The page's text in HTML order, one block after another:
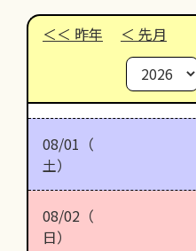
昨年 先月
08/01（
土）
08/02（
日）